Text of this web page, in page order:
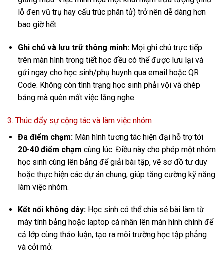
lỗ đen vũ trụ hay cấu trúc phân tử) trở nên dễ dàng hơn
bao giờ hết.
Ghi chú và lưu trữ thông minh:Mọi ghi chú trực tiếp
trên màn hình trong tiết học đều có thể được lưu lại và
gửi ngay cho học sinh/phụ huynh qua email hoặc QR
Code. Không còn tình trạng học sinh phải vội vã chép
bảng mà quên mất việc lắng nghe.
3. Thúc đẩy sự cộng tác và làm việc nhóm
Đa điểm chạm:Màn hình tương tác hiện đại hỗ trợ tới
20-40 điểm chạm cùng lúc. Điều này cho phép một nhóm
học sinh cùng lên bảng để giải bài tập, vẽ sơ đồ tư duy
hoặc thực hiện các dự án chung, giúp tăng cường kỹ năng
làm việc nhóm.
Kết nối không dây:Học sinh có thể chia sẻ bài làm từ
máy tính bảng hoặc laptop cá nhân lên màn hình chính để
cả lớp cùng thảo luận, tạo ra môi trường học tập phẳng
và cởi mở.